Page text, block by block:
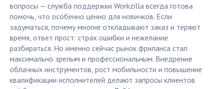
вопросы — служба поддержки Workzilla всегда готова
помочь, что особенно ценно для новичков. Если
задуматься, почему многие откладывают заказ и теряют
время, ответ прост: страх ошибки и нежелание
разбираться. Но именно сейчас рынок фриланса стал
максимально зрелым и профессиональным. Внедрение
облачных инструментов, рост мобильности и повышение
квалификации исполнителей делают запросы клиентов